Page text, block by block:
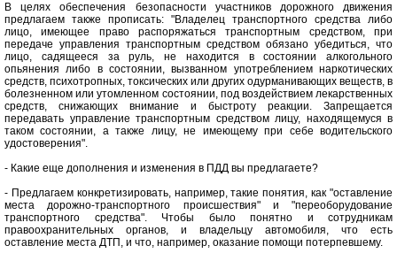
В целях обеспечения безопасности участников дорожного движения
предлагаем также прописать: "Владелец транспортного средства либо
лицо, имеющее право распоряжаться транспортным средством, при
передаче управления транспортным средством обязано убедиться, что
лицо, садящееся за руль, не находится в состоянии алкогольного
опьянения либо в состоянии, вызванном употреблением наркотических
средств, психотропных, токсических или других одурманивающих веществ, в
болезненном или утомленном состоянии, под воздействием лекарственных
средств, снижающих внимание и быстроту реакции. Запрещается
передавать управление транспортным средством лицу, находящемуся в
таком состоянии, а также лицу, не имеющему при себе водительского
удостоверения".
- Какие еще дополнения и изменения в ПДД вы предлагаете?
- Предлагаем конкретизировать, например, такие понятия, как "оставление
места дорожно-транспортного происшествия" и "переоборудование
транспортного средства". Чтобы было понятно и сотрудникам
правоохранительных органов, и владельцу автомобиля, что есть
оставление места ДТП, и что, например, оказание помощи потерпевшему.